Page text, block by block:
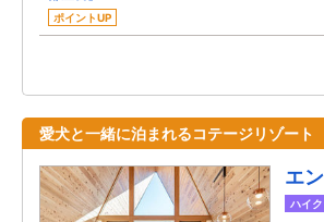
ポイントUP
愛犬と一緒に泊まれるコテージリゾート
エ
ハイ